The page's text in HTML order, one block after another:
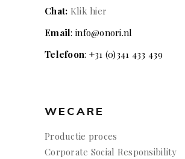
Chat: Klik hier
Email: info@onori.nl
Telefoon: +31 (0)341 433 439
WECARE
Productie proces
Corporate Social Responsibility